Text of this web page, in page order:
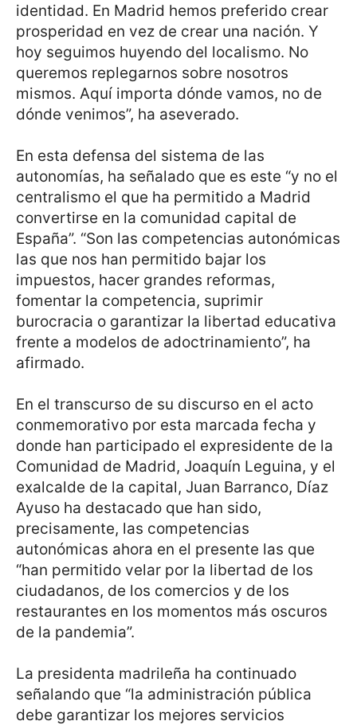
identidad. En Madrid hemos preferido crear
prosperidad en vez de crear una nación. Y
hoy seguimos huyendo del localismo. No
queremos replegarnos sobre nosotros
mismos. Aquí importa dónde vamos, no de
dónde venimos”, ha aseverado.
En esta defensa del sistema de las
autonomías, ha señalado que es este “y no el
centralismo el que ha permitido a Madrid
convertirse en la comunidad capital de
España”. “Son las competencias autonómicas
las que nos han permitido bajar los
impuestos, hacer grandes reformas,
fomentar la competencia, suprimir
burocracia o garantizar la libertad educativa
frente a modelos de adoctrinamiento”, ha
afirmado.
En el transcurso de su discurso en el acto
conmemorativo por esta marcada fecha y
donde han participado el expresidente de la
Comunidad de Madrid, Joaquín Leguina, y el
exalcalde de la capital, Juan Barranco, Díaz
Ayuso ha destacado que han sido,
precisamente, las competencias
autonómicas ahora en el presente las que
“han permitido velar por la libertad de los
ciudadanos, de los comercios y de los
restaurantes en los momentos más oscuros
de la pandemia”.
La presidenta madrileña ha continuado
señalando que “la administración pública
debe garantizar los mejores servicios